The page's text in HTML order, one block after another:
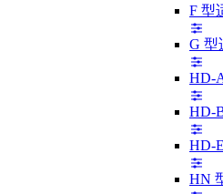
F 型
G 型
HD-
HD-
HD-
HN